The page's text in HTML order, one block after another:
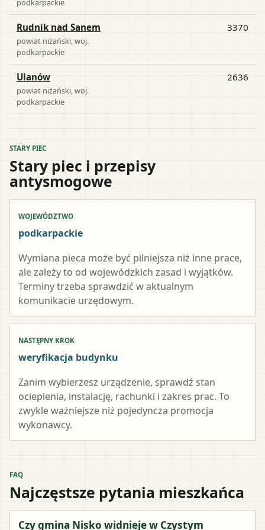
Rudnik nad Sanem
powiat niżański , woj.
podkarpackie
3370
Ulanów
powiat niżański , woj.
podkarpackie
2636
STARY PIEC
Stary piec i przepisy
antysmogowe
WOJEWÓDZTWO
podkarpackie
Wymiana pieca może być pilniejsza niż inne prace,
ale zależy to od wojewódzkich zasad i wyjątków.
Terminy trzeba sprawdzić w aktualnym
komunikacie urzędowym.
NASTĘPNY KROK
weryfikacja budynku
Zanim wybierzesz urządzenie, sprawdź stan
ocieplenia, instalację, rachunki i zakres prac. To
zwykle ważniejsze niż pojedyncza promocja
wykonawcy.
FAQ
Najczęstsze pytania mieszkańca
Czy gmina Nisko widnieje w Czystym